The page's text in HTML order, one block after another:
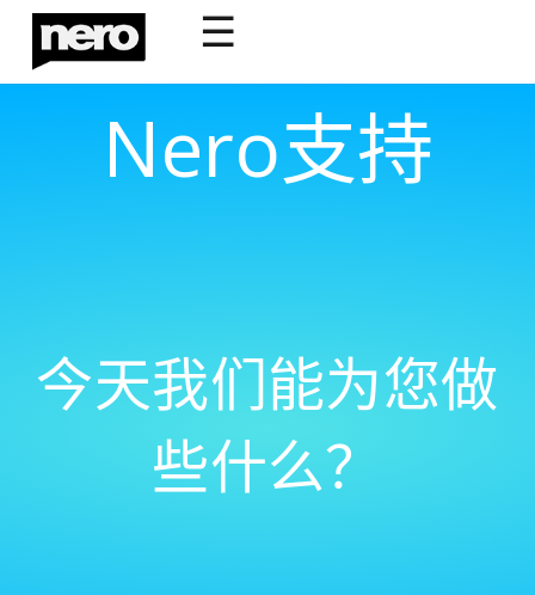
☰
Nero支持
今天我们能为您做
些什么？